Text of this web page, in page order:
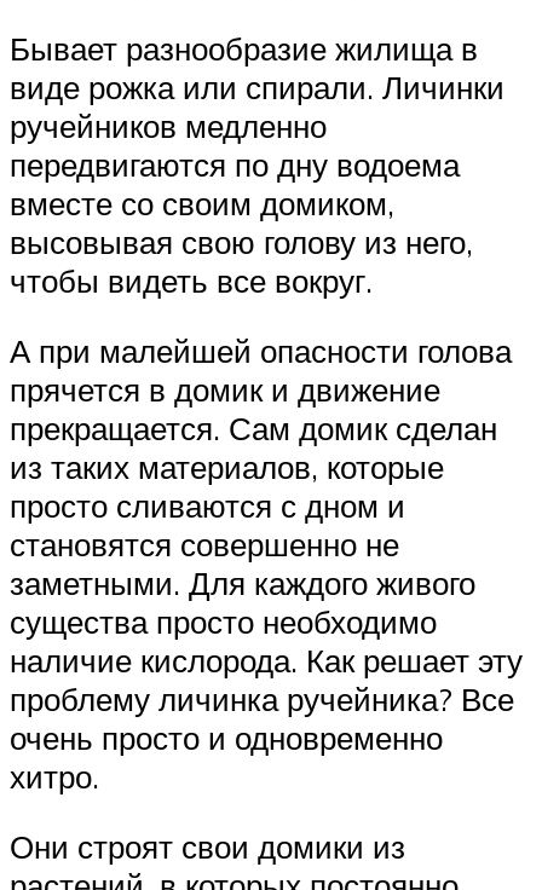
Бывает разнообразие жилища в
виде рожка или спирали. Личинки
ручейников медленно
передвигаются по дну водоема
вместе со своим домиком,
высовывая свою голову из него,
чтобы видеть все вокруг.
А при малейшей опасности голова
прячется в домик и движение
прекращается. Сам домик сделан
из таких материалов, которые
просто сливаются с дном и
становятся совершенно не
заметными. Для каждого живого
существа просто необходимо
наличие кислорода. Как решает эту
проблему личинка ручейника? Все
очень просто и одновременно
хитро.
Они строят свои домики из